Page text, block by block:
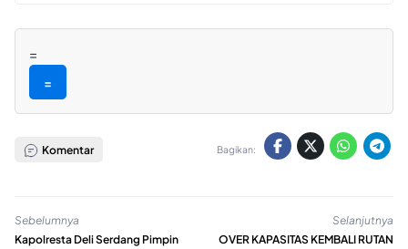
=
=
Komentar Bagikan:
Sebelumnya
Kapolresta Deli Serdang Pimpin
Selanjutnya
OVER KAPASITAS KEMBALI RUTAN